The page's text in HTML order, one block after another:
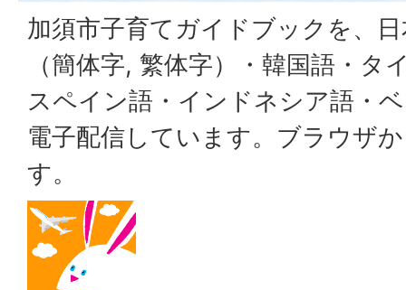
加須市子育てガイドブックを、
（簡体字, 繁体字）・韓国語・タ
スペイン語・インドネシア語・
電子配信しています。ブラウザ
す。